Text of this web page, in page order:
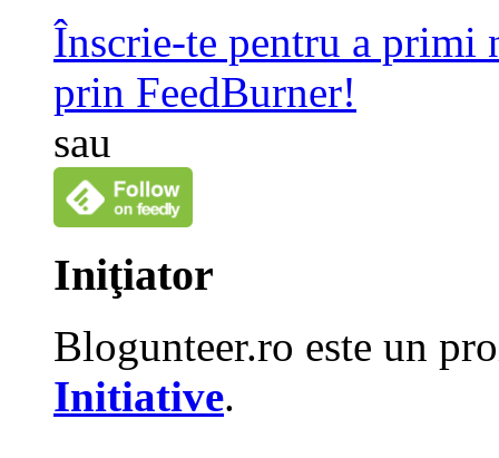
Înscrie-te pentru a primi
prin FeedBurner!
sau
Iniţiator
Blogunteer.ro este un
Initiative.